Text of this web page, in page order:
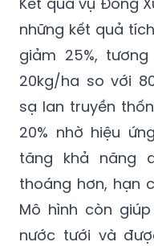
những kết quả
giảm 25%,
20kg/ha so với
sạ lan truyền
20% nhờ hiệu
tăng khả năng
thoáng hơn, hạn
Mô hình còn
nước tưới và